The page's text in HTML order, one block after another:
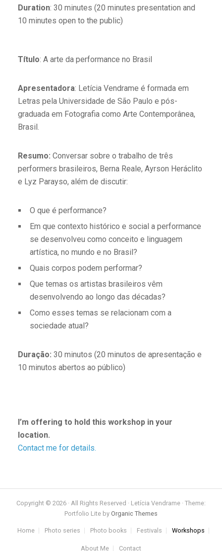
Duration: 30 minutes (20 minutes presentation and
10 minutes open to the public)
Título: A arte da performance no Brasil
Apresentadora: Letícia Vendrame é formada em
Letras pela Universidade de São Paulo e pós-
graduada em Fotografia como Arte Contemporânea,
Brasil.
Resumo: Conversar sobre o trabalho de três
performers brasileiros, Berna Reale, Ayrson Heráclito
e Lyz Parayso, além de discutir:
O que é performance?
Em que contexto histórico e social a performance
se desenvolveu como conceito e linguagem
artística, no mundo e no Brasil?
Quais corpos podem performar?
Que temas os artistas brasileiros vêm
desenvolvendo ao longo das décadas?
Como esses temas se relacionam com a
sociedade atual?
Duração: 30 minutos (20 minutos de apresentação e
10 minutos abertos ao público)
I’m offering to hold this workshop in your
location.
Contact me for details.
Copyright © 2026 · All Rights Reserved · Letícia Vendrame · Theme:
Portfolio Lite by Organic Themes
Home Photo series Photo books Festivals Workshops
About Me Contact